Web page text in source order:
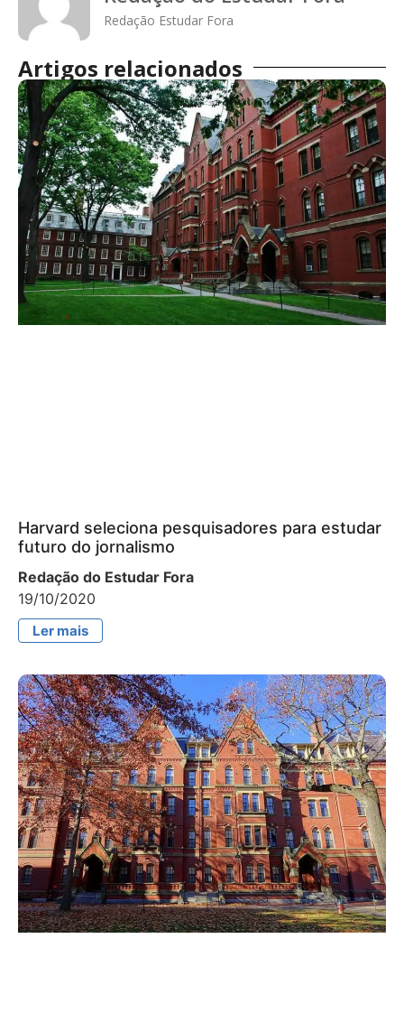
Redação Estudar Fora
Artigos relacionados
Harvard seleciona pesquisadores para estudar
futuro do jornalismo
Redação do Estudar Fora
19/10/2020
Ler mais